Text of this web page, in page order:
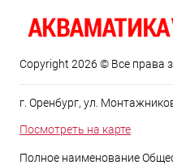
Copyright 2026 © Все права
г. Оренбург, ул.
Посмотреть на карте
Полное наименование